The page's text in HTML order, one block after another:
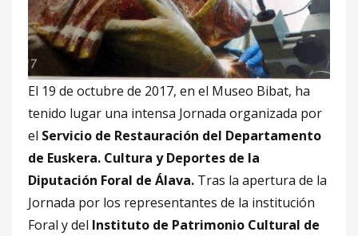
El 19 de octubre de 2017, en el Museo Bibat, ha
tenido lugar una intensa Jornada organizada por
el Servicio de Restauración del Departamento
de Euskera. Cultura y Deportes de la
Diputación Foral de Álava. Tras la apertura de la
Jornada por los representantes de la institución
Foral y del Instituto de Patrimonio Cultural de